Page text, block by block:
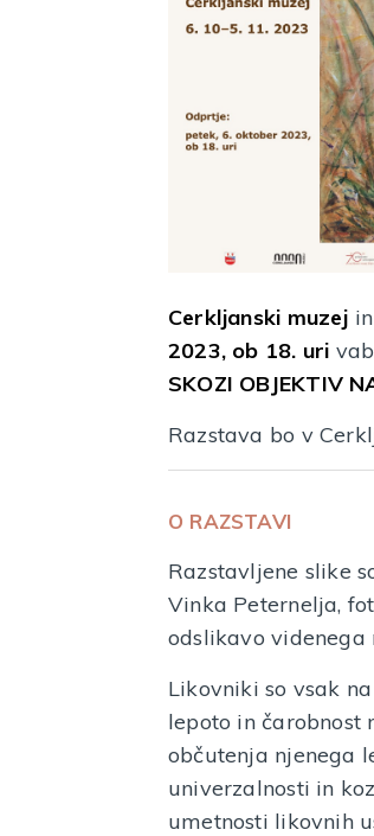
Cerkljanski muzej in
2023, ob 18. uri
SKOZI OBJEKTIV
Razstava bo v
O RAZSTAVI
Razstavljene slike
Vinka Peternelja,
odslikavo
Likovniki so vsak
lepoto in čarobnost
občutenja njenega
univerzalnosti in
umetnosti likovnih